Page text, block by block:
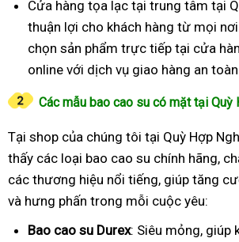
Cửa hàng tọa lạc tại trung tâm tại
thuận lợi cho khách hàng từ mọi
chọn sản phẩm trực tiếp tại cửa
online với dịch vụ giao hàng an
Các mẫu bao cao su có mặt tại Quỳ
Tại shop của chúng tôi tại Quỳ Hợp
thấy các loại bao cao su chính hãng,
các thương hiệu nổi tiếng, giúp tăng
và hưng phấn trong mỗi cuộc yêu:
Bao cao su Durex: Siêu mỏng, giúp